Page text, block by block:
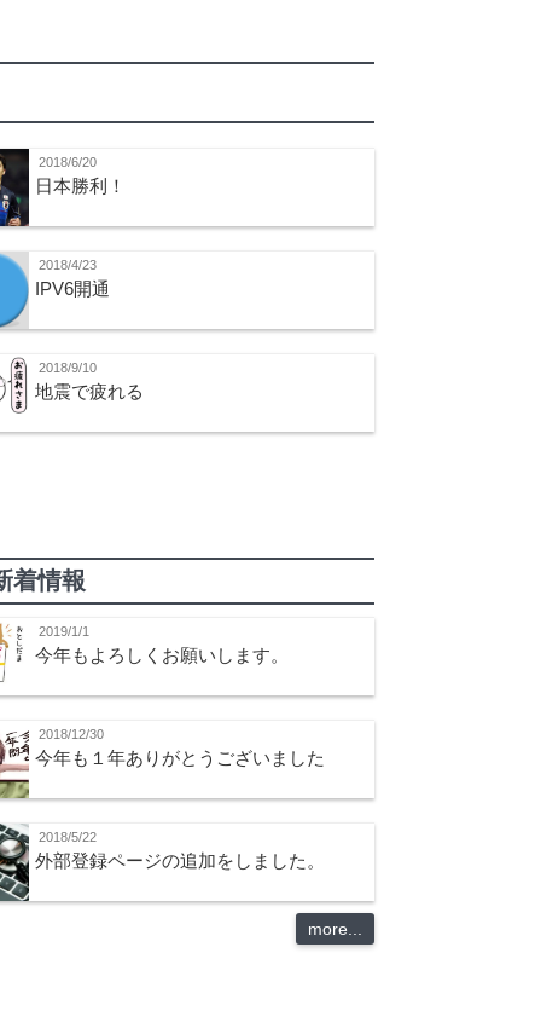
2018/6/20
日本勝利！
2018/4/23
IPV6開通
2018/9/10
地震で疲れる
着情報
2019/1/1
今年もよろしくお願いします。
2018/12/30
今年も１年ありがとうございました
2018/5/22
外部登録ページの追加をしました。
more...